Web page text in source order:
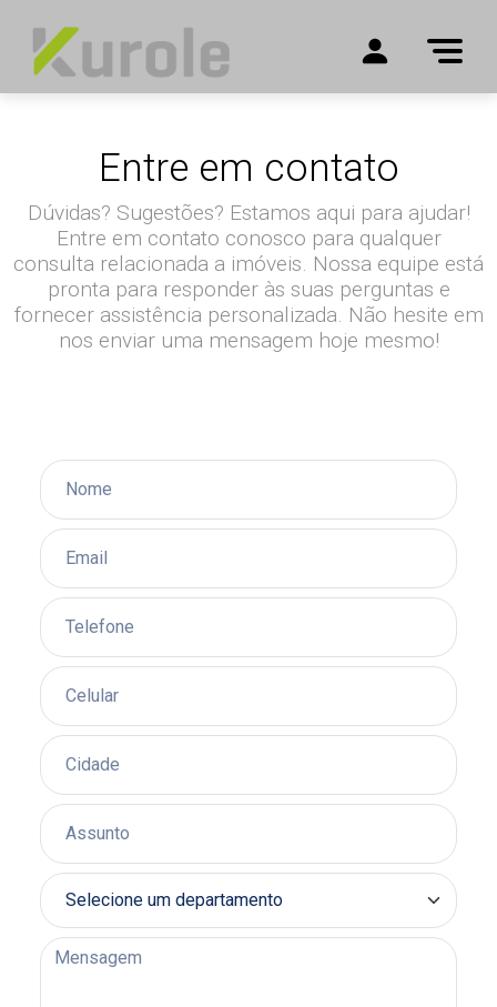
Entre em contato
Dúvidas? Sugestões? Estamos aqui para ajudar!
Entre em contato conosco para qualquer
consulta relacionada a imóveis. Nossa equipe está
pronta para responder às suas perguntas e
fornecer assistência personalizada. Não hesite em
nos enviar uma mensagem hoje mesmo!